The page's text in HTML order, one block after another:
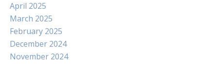
April 2025
March 2025
February 2025
December 2024
November 2024